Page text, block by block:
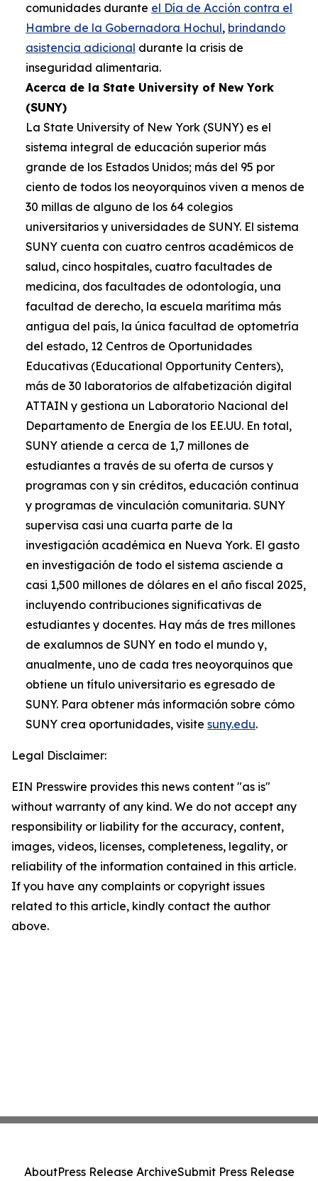
comunidades durante el Día de Acción contra el
Hambre de la Gobernadora Hochul, brindando
asistencia adicional durante la crisis de
inseguridad alimentaria.
Acerca de la State University of New York
(SUNY)
La State University of New York (SUNY) es el
sistema integral de educación superior más
grande de los Estados Unidos; más del 95 por
ciento de todos los neoyorquinos viven a menos de
30 millas de alguno de los 64 colegios
universitarios y universidades de SUNY. El sistema
SUNY cuenta con cuatro centros académicos de
salud, cinco hospitales, cuatro facultades de
medicina, dos facultades de odontología, una
facultad de derecho, la escuela marítima más
antigua del país, la única facultad de optometría
del estado, 12 Centros de Oportunidades
Educativas (Educational Opportunity Centers),
más de 30 laboratorios de alfabetización digital
ATTAIN y gestiona un Laboratorio Nacional del
Departamento de Energía de los EE.UU. En total,
SUNY atiende a cerca de 1,7 millones de
estudiantes a través de su oferta de cursos y
programas con y sin créditos, educación continua
y programas de vinculación comunitaria. SUNY
supervisa casi una cuarta parte de la
investigación académica en Nueva York. El gasto
en investigación de todo el sistema asciende a
casi 1,500 millones de dólares en el año fiscal 2025,
incluyendo contribuciones significativas de
estudiantes y docentes. Hay más de tres millones
de exalumnos de SUNY en todo el mundo y,
anualmente, uno de cada tres neoyorquinos que
obtiene un título universitario es egresado de
SUNY. Para obtener más información sobre cómo
SUNY crea oportunidades, visite suny.edu.
Legal Disclaimer:
EIN Presswire provides this news content "as is"
without warranty of any kind. We do not accept any
responsibility or liability for the accuracy, content,
images, videos, licenses, completeness, legality, or
reliability of the information contained in this article.
If you have any complaints or copyright issues
related to this article, kindly contact the author
above.
AboutPress Release ArchiveSubmit Press Release